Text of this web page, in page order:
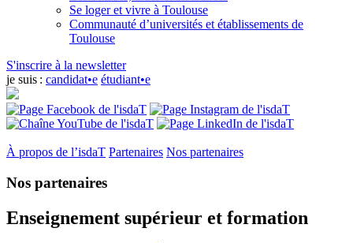
Se loger et vivre à Toulouse
Communauté d’universités et établissements de
Toulouse
S'inscrire à la newsletter
je suis : candidat•e étudiant•e
À propos de l’isdaT Partenaires Nos partenaires
Nos partenaires
Enseignement supérieur et formation